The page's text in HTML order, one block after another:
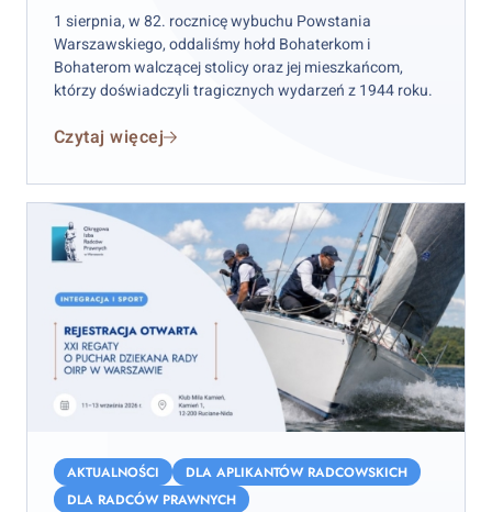
1 sierpnia, w 82. rocznicę wybuchu Powstania
Warszawskiego, oddaliśmy hołd Bohaterkom i
Bohaterom walczącej stolicy oraz jej mieszkańcom,
którzy doświadczyli tragicznych wydarzeń z 1944 roku.
Czytaj więcej
RegatyAKTUALNOŚCI
DLA APLIKANTÓW RADCOWSKICH
DLA RADCÓW PRAWNYCH